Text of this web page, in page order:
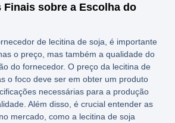
Finais sobre a Escolha do
de lecitina de soja , é importante
o preço, mas também a qualidade do
do fornecedor. O preço da lecitina de
o foco deve ser em obter um produto
necessárias para a produção
Além disso, é crucial entender as
mercado, como a lecitina de soja